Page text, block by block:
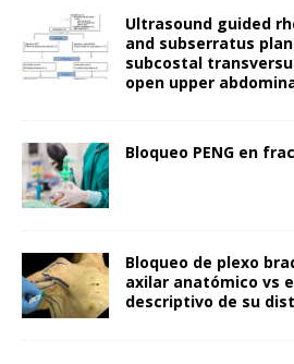
Ultrasound guided
and subserratus
subcostal
open upper
Bloqueo PENG en
Bloqueo de plexo
axilar anatómico vs
descriptivo de su